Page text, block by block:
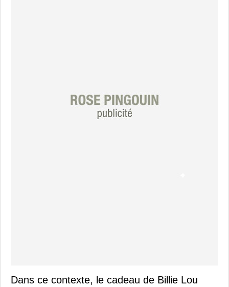
Dans ce contexte, le cadeau de Billie Lou